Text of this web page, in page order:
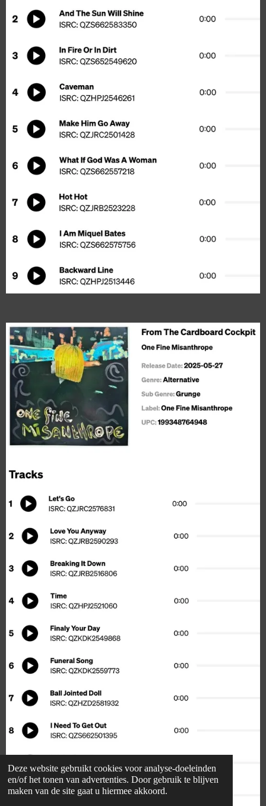
Deze website gebruikt cookies voor analyse-doeleinden
en/of het tonen van advertenties. Door gebruik te blijven
maken van de site gaat u hiermee akkoord.